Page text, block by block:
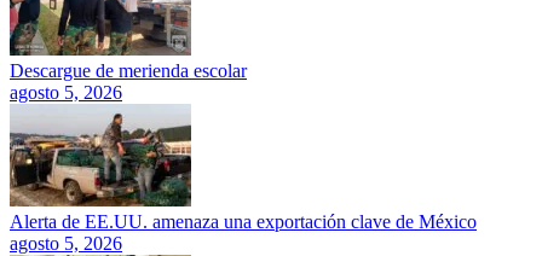
Descargue de merienda escolar
agosto 5, 2026
Alerta de EE.UU. amenaza una exportación clave de México
agosto 5, 2026